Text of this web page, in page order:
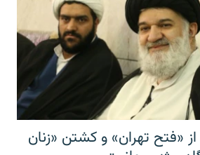
«فتح تهران» و کشتن «زنان